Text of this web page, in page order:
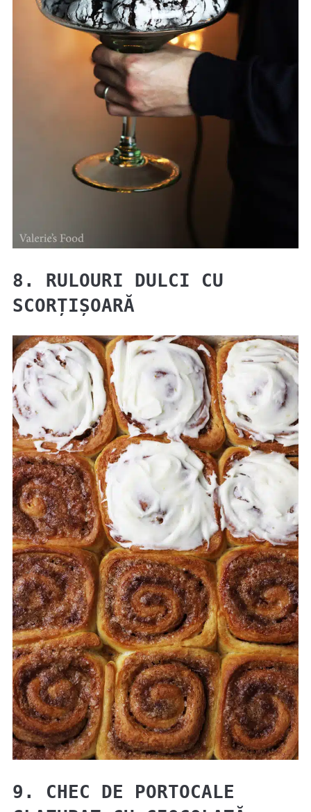
8. RULOURI DULCI CU
SCORȚIȘOARĂ
9. CHEC DE PORTOCALE